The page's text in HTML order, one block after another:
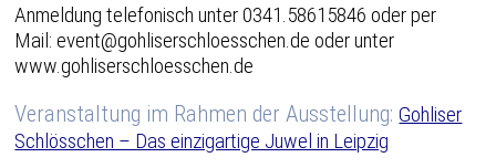
Anmeldung telefonisch unter 0341.58615846 oder per
Mail: event@gohliserschloesschen.de oder unter
www.gohliserschloesschen.de
Veranstaltung im Rahmen der Ausstellung:Gohliser
Schlösschen – Das einzigartige Juwel in Leipzig